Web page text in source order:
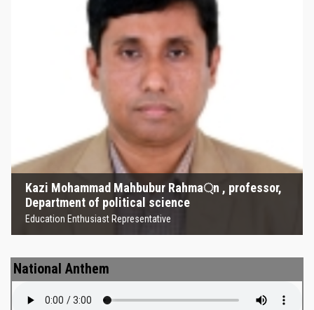
Kazi Mohammad Mahbubur Rahma্‌n , professor,
Department of political science
Education Enthusiast Representative
Kazi Mohammad Mahbubur
Rahma্‌n , professor, Department
of political science
Education Enthusiast Representative
National Anthem